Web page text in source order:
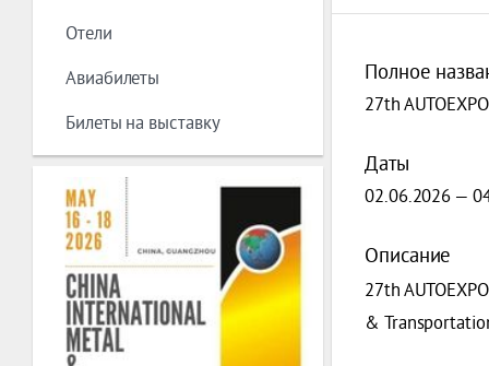
Отели
Авиабилеты
Билеты на выставку
Полное
27th
Даты
02.06.2026 —
Описание
27th
&